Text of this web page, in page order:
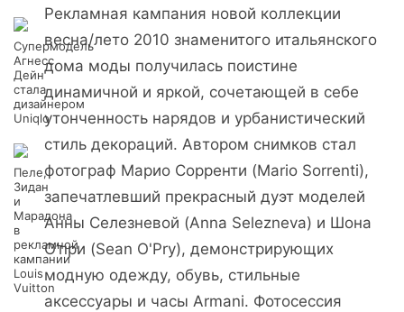
Супермодель
Агнесс
Дейн
стала
дизайнером
Uniqlo
Пеле,
Зидан
и
Марадона
в
рекламной
кампании
Louis
Vuitton
Рекламная кампания новой коллекции
весна/лето 2010 знаменитого итальянского
дома моды получилась поистине
динамичной и яркой, сочетающей в себе
утонченность нарядов и урбанистический
стиль декораций. Автором снимков стал
фотограф Марио Сорренти (Mario Sorrenti),
запечатлевший прекрасный дуэт моделей
Анны Селезневой (Anna Selezneva) и Шона
О’при (Sean O'Pry), демонстрирующих
модную одежду, обувь, стильные
аксессуары и часы Armani. Фотосессия